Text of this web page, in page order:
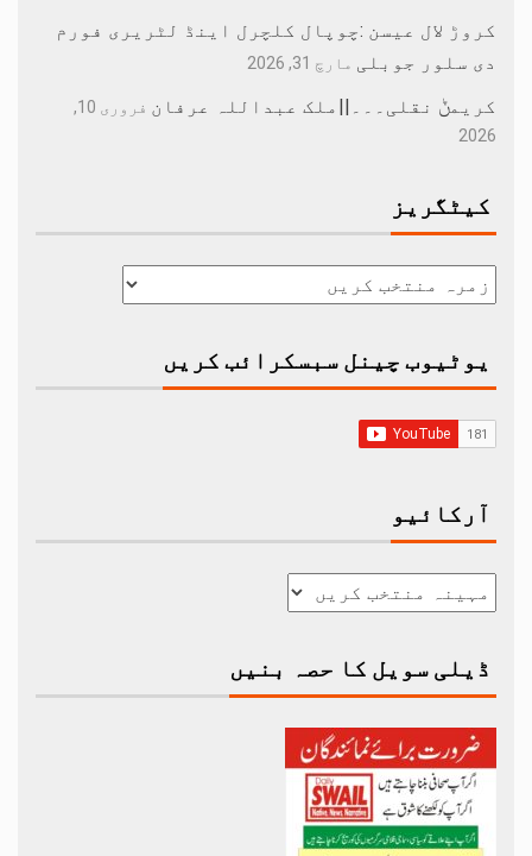
کروڑ لال عیسن :چوپال کلچرل اینڈ لٹریری فورم
دی سلور جوبلی مارچ 31, 2026
کریمݨ نقلی۔۔۔||ملک عبداللہ عرفان
فروری 10,
2026
کیٹگریز
یوٹیوب چینل سبسکرائب کریں
آرکائیو
ڈیلی سویل کا حصہ بنیں